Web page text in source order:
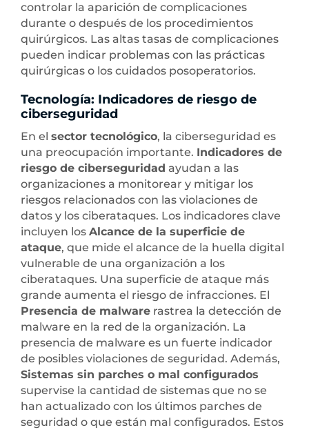
controlar la aparición de complicaciones
durante o después de los procedimientos
quirúrgicos. Las altas tasas de complicaciones
pueden indicar problemas con las prácticas
quirúrgicas o los cuidados posoperatorios.
Tecnología: Indicadores de riesgo de
ciberseguridad
En el sector tecnológico, la ciberseguridad es
una preocupación importante. Indicadores de
riesgo de ciberseguridad ayudan a las
organizaciones a monitorear y mitigar los
riesgos relacionados con las violaciones de
datos y los ciberataques. Los indicadores clave
incluyen los Alcance de la superficie de
ataque, que mide el alcance de la huella digital
vulnerable de una organización a los
ciberataques. Una superficie de ataque más
grande aumenta el riesgo de infracciones. El
Presencia de malware rastrea la detección de
malware en la red de la organización. La
presencia de malware es un fuerte indicador
de posibles violaciones de seguridad. Además,
Sistemas sin parches o mal configurados
supervise la cantidad de sistemas que no se
han actualizado con los últimos parches de
seguridad o que están mal configurados. Estos